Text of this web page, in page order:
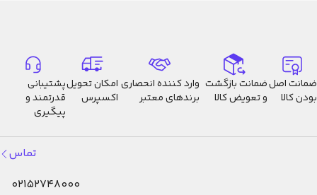
ضمانت اصل
بودن کالا
ضمانت بازگشت
و تعویض کالا
وارد کننده انحصاری
برندهای معتبر
امکان تحویل
اکسپرس
پشتیبانی
قدرتمند و
پیگیری
تماس
02152748000